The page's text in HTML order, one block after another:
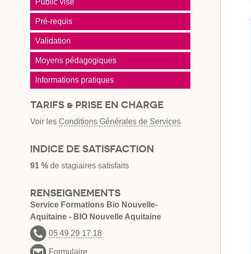
Public visé
Pré-requis
Validation
Moyens pédagogiques
Informations pratiques
TARIFS & PRISE EN CHARGE
Voir les Conditions Générales de Services
INDICE DE SATISFACTION
91 % de stagiaires satisfaits
RENSEIGNEMENTS
Service Formations Bio Nouvelle-
Aquitaine - BIO Nouvelle Aquitaine
05 49 29 17 18
Formulaire